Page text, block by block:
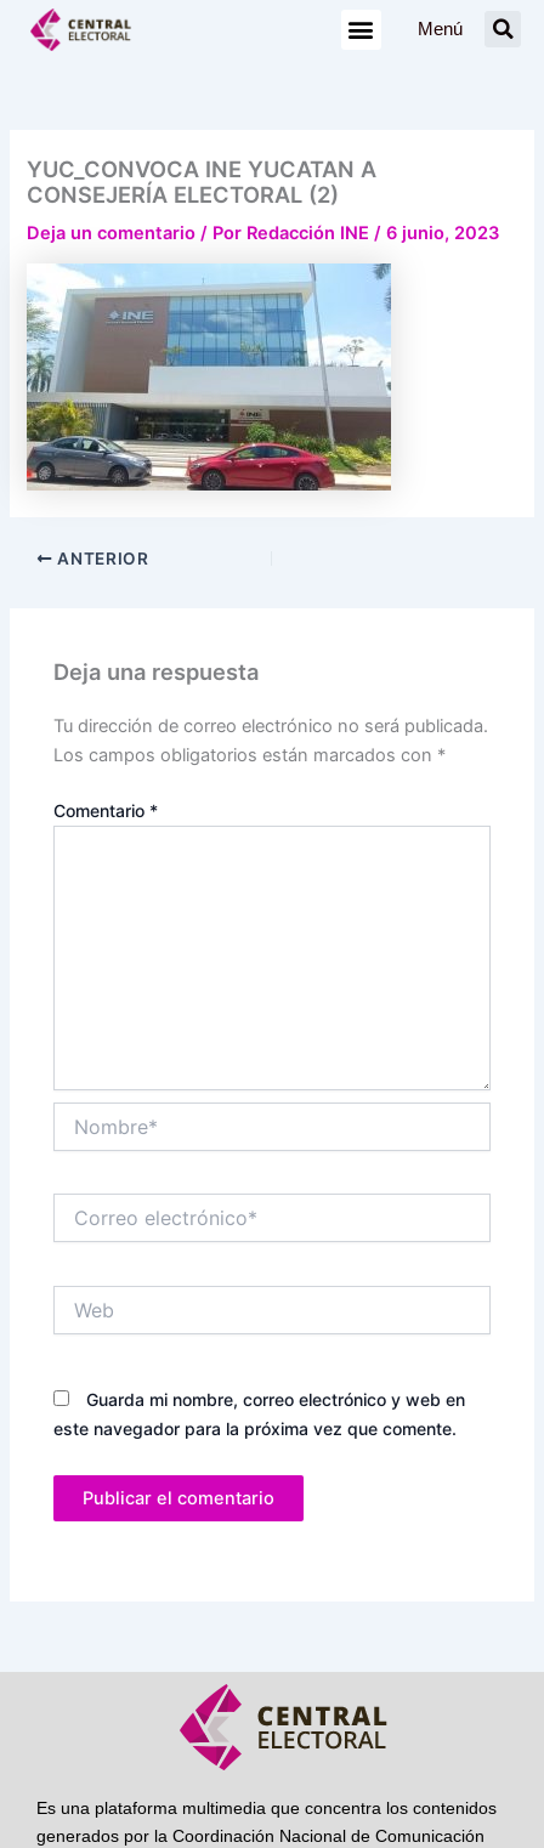
Menú
YUC_CONVOCA INE YUCATAN A
CONSEJERÍA ELECTORAL (2)
Deja un comentario / Por Redacción INE/6 junio, 2023
ANTERIOR
Deja una respuesta
Tu dirección de correo electrónico no será publicada.
Los campos obligatorios están marcados con *
Comentario *
electrónico*
Guarda mi nombre, correo electrónico y web en
este navegador para la próxima vez que comente.
Es una plataforma multimedia que concentra los contenidos
generados por la Coordinación Nacional de Comunicación